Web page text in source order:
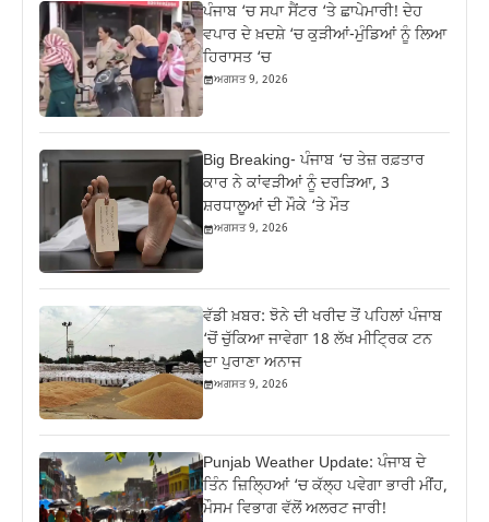
ਪੰਜਾਬ ‘ਚ ਸਪਾ ਸੈਂਟਰ ‘ਤੇ ਛਾਪੇਮਾਰੀ! ਦੇਹ
ਵਪਾਰ ਦੇ ਖ਼ਦਸ਼ੇ ‘ਚ ਕੁੜੀਆਂ-ਮੁੰਡਿਆਂ ਨੂੰ ਲਿਆ
ਹਿਰਾਸਤ ‘ਚ
ਅਗਸਤ 9, 2026
Big Breaking- ਪੰਜਾਬ ‘ਚ ਤੇਜ਼ ਰਫ਼ਤਾਰ
ਕਾਰ ਨੇ ਕਾਂਵੜੀਆਂ ਨੂੰ ਦਰੜਿਆ, 3
ਸ਼ਰਧਾਲੂਆਂ ਦੀ ਮੌਕੇ ‘ਤੇ ਮੌਤ
ਅਗਸਤ 9, 2026
ਵੱਡੀ ਖ਼ਬਰ: ਝੋਨੇ ਦੀ ਖਰੀਦ ਤੋਂ ਪਹਿਲਾਂ ਪੰਜਾਬ
‘ਚੋਂ ਚੁੱਕਿਆ ਜਾਵੇਗਾ 18 ਲੱਖ ਮੀਟ੍ਰਿਕ ਟਨ
ਦਾ ਪੁਰਾਣਾ ਅਨਾਜ
ਅਗਸਤ 9, 2026
Punjab Weather Update: ਪੰਜਾਬ ਦੇ
ਤਿੰਨ ਜ਼‍ਿਲ੍ਹਿਆਂ ‘ਚ ਕੱਲ੍ਹ ਪਵੇਗਾ ਭਾਰੀ ਮੀਂਹ,
ਮੌਸਮ ਵਿਭਾਗ ਵੱਲੋਂ ਅਲਰਟ ਜਾਰੀ!